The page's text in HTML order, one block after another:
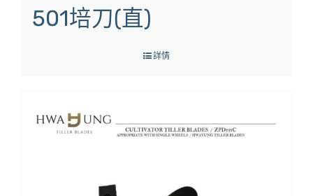
501培刀(直)
詳情